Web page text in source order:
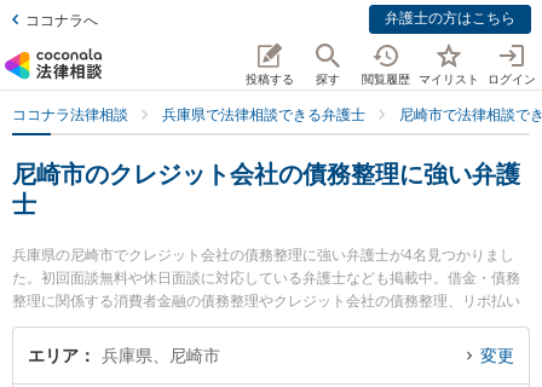
ココナラへ 弁護士の方はこちら
投稿する 探す 閲覧履歴 マイリスト ログイン
ココナラ法律相談 兵庫県で法律相談できる弁護士 尼崎市で法律相談で
尼崎市のクレジット会社の債務整理に強い弁護
士
兵庫県の尼崎市でクレジット会社の債務整理に強い弁護士が4名見つかりまし
た。初回面談無料や休日面談に対応している弁護士なども掲載中。借金・債務
整理に関係する消費者金融の債務整理やクレジット会社の債務整理、リボ払い
の債務整理等の細かな分野での絞り込み検索もでき便利です。特に太田川口法
律事務所の太田 吉彦弁護士や清藤法律事務所の清藤 律司弁護士、尼崎桂木法律
エリア 兵庫県、尼崎市 変更